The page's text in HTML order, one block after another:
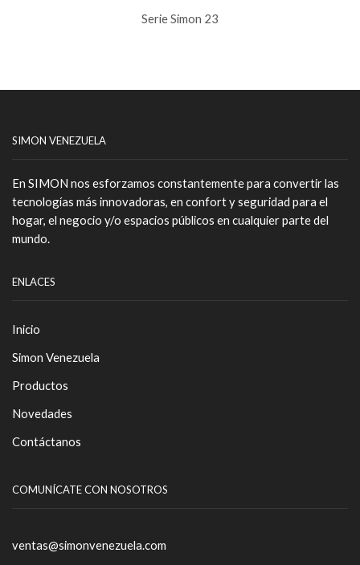
Serie Simon 23
SIMON VENEZUELA
En SIMON nos esforzamos constantemente para convertir las
tecnologías más innovadoras, en confort y seguridad para el
hogar, el negocio y/o espacios públicos en cualquier parte del
mundo.
ENLACES
Inicio
Simon Venezuela
Productos
Novedades
Contáctanos
COMUNÍCATE CON NOSOTROS
ventas@simonvenezuela.com